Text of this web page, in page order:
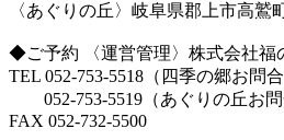
〈あぐりの丘〉岐阜県郡上市高鷲
◆ご予約 〈運営管理〉株式会社福
TEL 052-753-5518（四季の郷お問合
052-753-5519（あぐりの丘お問
FAX 052-732-5500